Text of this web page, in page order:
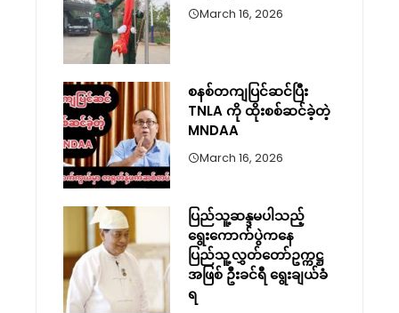
March 16, 2026
စနစ်တကျပြင်ဆင်ပြီး
TNLA ကို ထိုးစစ်ဆင်ခဲ့တဲ့
MNDAA
March 16, 2026
ပြည်သူ့ဆန္ဒမပါသည့်
ရွေးကောက်ပွဲကနေ
ပြည်သူ့လွှတ်တော်ဥက္ကဋ္ဌ
အဖြစ် ဦးခင်ရီ ရွေးချယ်ခံ
ရ